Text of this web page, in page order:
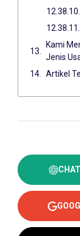
Kami
Jenis
Artikel